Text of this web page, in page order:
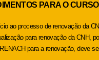
PARA O
ao processo de renovação da
para renovação da CNH,
para a renovação, deve